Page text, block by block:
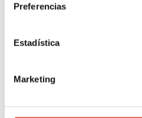
Preferencias
Estadística
Marketing